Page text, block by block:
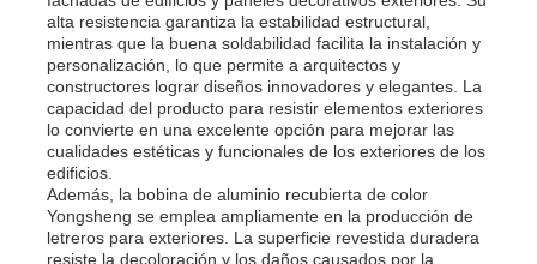
alta resistencia garantiza la estabilidad estructural,
mientras que la buena soldabilidad facilita la instalación y
personalización, lo que permite a arquitectos y
constructores lograr diseños innovadores y elegantes. La
capacidad del producto para resistir elementos exteriores
lo convierte en una excelente opción para mejorar las
cualidades estéticas y funcionales de los exteriores de los
edificios.
Además, la bobina de aluminio recubierta de color
Yongsheng se emplea ampliamente en la producción de
letreros para exteriores. La superficie revestida duradera
resiste la decoloración y los daños causados ​​por la